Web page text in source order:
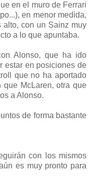
en el muro de Ferrari
en menor medida,
alto, con un Sainz muy
a lo que apuntaba.
Alonso, que ha ido
estar en posiciones de
que no ha aportado
McLaren, otra que
a Alonso.
de forma bastante
con los mismos
es muy pronto para